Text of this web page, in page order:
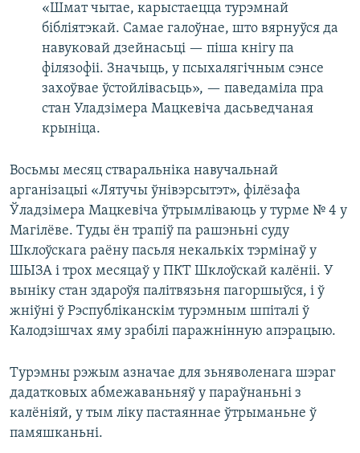
«Шмат чытае, карыстаецца турэмнай
бібліятэкай. Самае галоўнае, што вярнуўся да
навуковай дзейнасьці — піша кнігу па
філязофіі. Значыць, у псыхалягічным сэнсе
захоўвае ўстойлівасьць», — паведаміла пра
стан Уладзімера Мацкевіча дасьведчаная
крыніца.
Восьмы месяц стваральніка навучальнай
арганізацыі «Лятучы ўнівэрсытэт», філёзафа
Ўладзімера Мацкевіча ўтрымліваюць у турме № 4 у
Магілёве. Туды ён трапіў па рашэньні суду
Шклоўскага раёну пасьля некалькіх тэрмінаў у
ШЫЗА і трох месяцаў у ПКТ Шклоўскай калёніі. У
выніку стан здароўя палітвязьня пагоршыўся, і ў
жніўні ў Рэспубліканскім турэмным шпіталі ў
Калодзішчах яму зрабілі паражнінную апэрацыю.
Турэмны рэжым азначае для зьняволенага шэраг
дадатковых абмежаваньняў у параўнаньні з
калёніяй, у тым ліку пастаяннае ўтрыманьне ў
памяшканьні.